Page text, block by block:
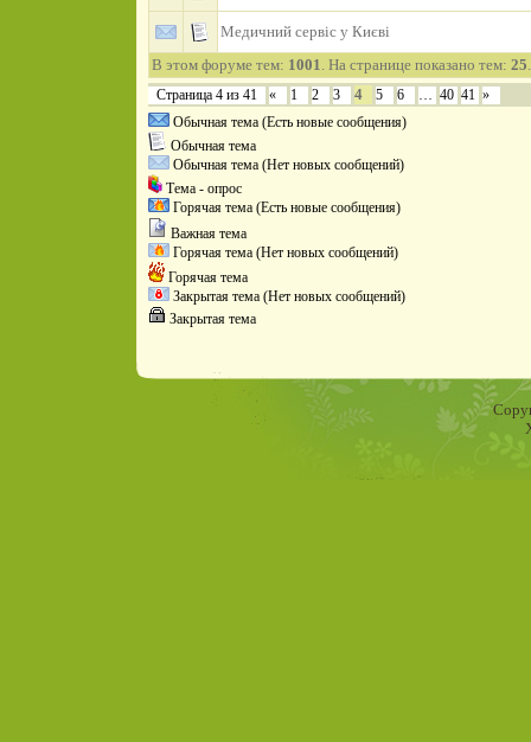
Медичний сервіс у Києві
В этом форуме тем: 1001. На странице показано тем: 25.
Страница 4 из 41 « 1 2 3 4 5 6 … 40 41 »
Обычная тема (Есть новые сообщения)
Обычная тема
Обычная тема (Нет новых сообщений)
Тема - опрос
Горячая тема (Есть новые сообщения)
Важная тема
Горячая тема (Нет новых сообщений)
Горячая тема
Закрытая тема (Нет новых сообщений)
Закрытая тема